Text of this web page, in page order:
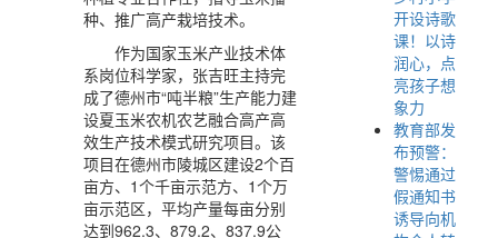
种、推广高产栽培技术。
作为国家玉米产业技术体
系岗位科学家，张吉旺主持完
成了德州市“吨半粮”生产能力建
设夏玉米农机农艺融合高产高
效生产技术模式研究项目。该
项目在德州市陵城区建设2个百
亩方、1个千亩示范方、1个万
亩示范区，平均产量每亩分别
达到962.3、879.2、837.9公
开设诗歌
课！以诗
润心，点
亮孩子想
象力
教育部发
布预警：
警惕通过
假通知书
诱导向机